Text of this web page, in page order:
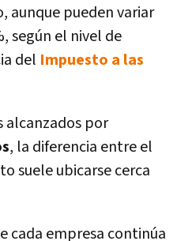
, aunque pueden variar
, según el nivel de
del Impuesto a las
alcanzados por
, la diferencia entre el
suele ubicarse cerca
cada empresa continúa